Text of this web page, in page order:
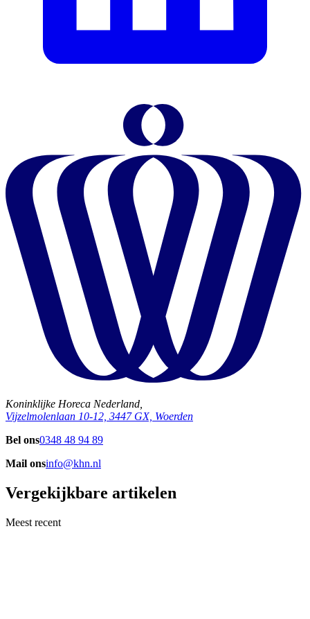
Koninklijke Horeca Nederland,
Vijzelmolenlaan 10-12, 3447 GX, Woerden
Bel ons0348 48 94 89
Mail onsinfo@khn.nl
Vergekijkbare artikelen
Meest recent